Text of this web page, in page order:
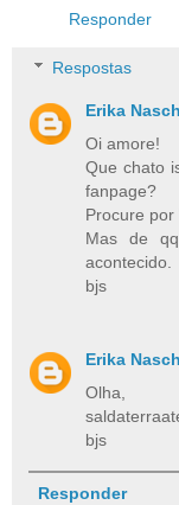
Responder
Respostas
Erika Nasch
Oi amore!
Que chato
fanpage?
Procure
Mas de
acontecido.
bjs
Erika Nasch
Olha,
bjs
Responder